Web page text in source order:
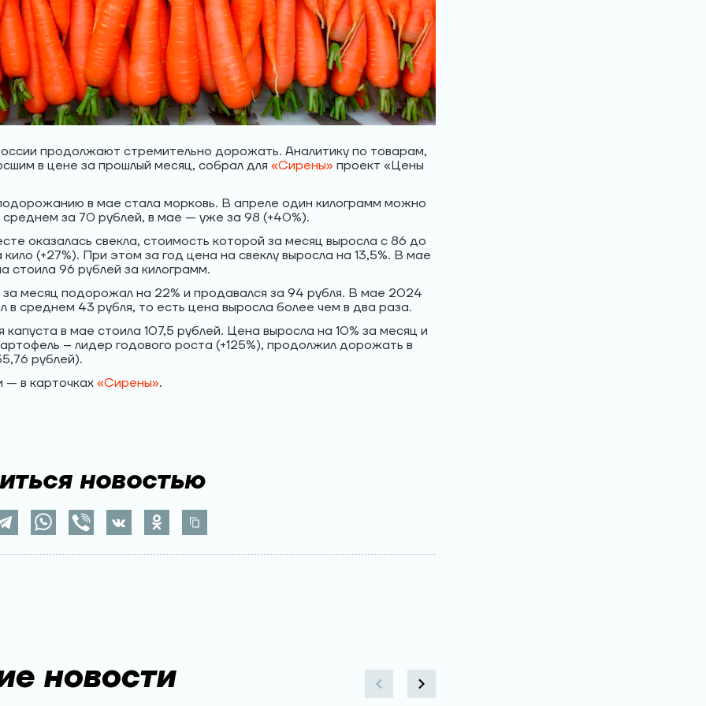
продолжают стремительно дорожать. Аналитику по товарам,
в цене за прошлый месяц, собрал для «Сирены» проект «Цены
в мае стала морковь. В апреле один килограмм можно
среднем за 70 рублей, в мае — уже за 98 (+40%).
оказалась свекла, стоимость которой за месяц выросла с 86 до
кило (+27%). При этом за год цена на свеклу выросла на 13,5%. В мае
стоила 96 рублей за килограмм.
за месяц подорожал на 22% и продавался за 94 рубля. В мае 2024
в среднем 43 рубля, то есть цена выросла более чем в два раза.
капуста в мае стоила 107,5 рублей. Цена выросла на 10% за месяц и
– лидер годового роста (+125%), продолжил дорожать в
рублей).
в карточках«Сирены».
новостью
новости